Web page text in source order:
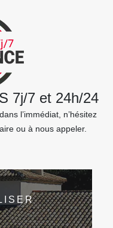
7j/7 et 24h/24
l’immédiat, n’hésitez
ou à nous appeler.